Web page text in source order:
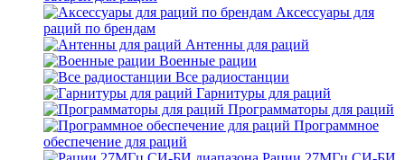
Аксессуары для
раций по брендам
Антенны для раций
Военные рации
Все радиостанции
Гарнитуры для раций
Программаторы для раций
Программное
обеспечение для раций